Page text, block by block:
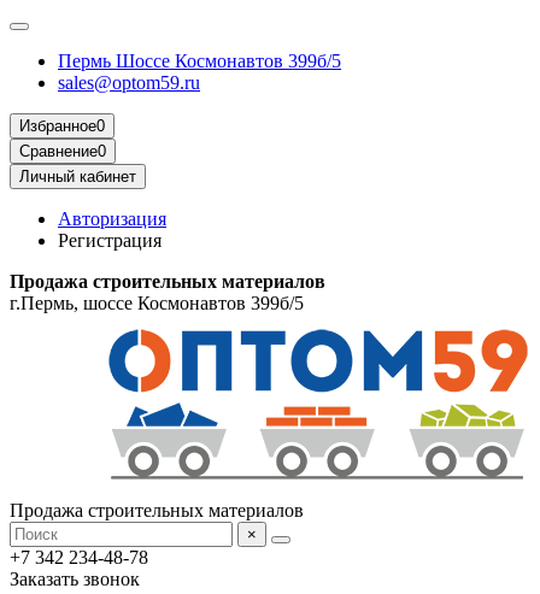
Пермь Шоссе Космонавтов 399б/5
sales@optom59.ru
Избранное0
Сравнение0
Личный кабинет
Авторизация
Регистрация
Продажа строительных материалов
г.Пермь, шоссе Космонавтов 399б/5
Продажа строительных материалов
×
+7 342 234-48-78
Заказать звонок